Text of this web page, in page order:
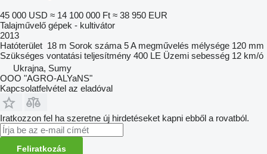
45 000 USD ≈ 14 100 000 Ft ≈ 38 950 EUR
Talajművelő gépek - kultivátor
2013
Hatóterület 18 m Sorok száma 5A megművelés mélysége 120 mm
Szükséges vontatási teljesítmény 400 LE Üzemi sebesség 12 km/ó
Ukrajna, Sumy
OOO "AGRO-ALYaNS"
Kapcsolatfelvétel az eladóval
Iratkozzon fel ha szeretne új hirdetéseket kapni ebből a rovatból.
Feliratkozás